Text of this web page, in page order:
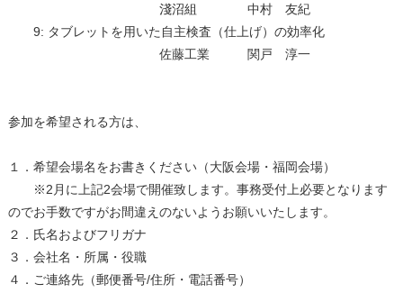
淺沼組 中村 友紀
9: タブレットを用いた自主検査（仕上げ）の効率化
佐藤工業 関戸 淳一
参加を希望される方は、
１．希望会場名をお書きください（大阪会場・福岡会場）
※2月に上記2会場で開催致します。事務受付上必要となります
のでお手数ですがお間違えのないようお願いいたします。
２．氏名およびフリガナ
３．会社名・所属・役職
４．ご連絡先（郵便番号/住所・電話番号）